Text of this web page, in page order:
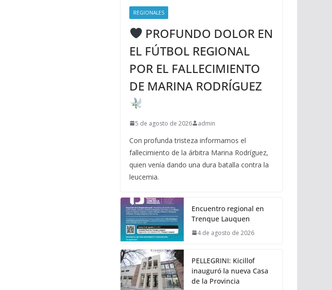
REGIONALES
PROFUNDO DOLOR EN
EL FÚTBOL REGIONAL
POR EL FALLECIMIENTO
DE MARINA RODRÍGUEZ
5 de agosto de 2026 admin
Con profunda tristeza informamos el
fallecimiento de la árbitra Marina Rodríguez,
quien venía dando una dura batalla contra la
leucemia.
Encuentro regional en
Trenque Lauquen
4 de agosto de 2026
PELLEGRINI: Kicillof
inauguró la nueva Casa
de la Provincia